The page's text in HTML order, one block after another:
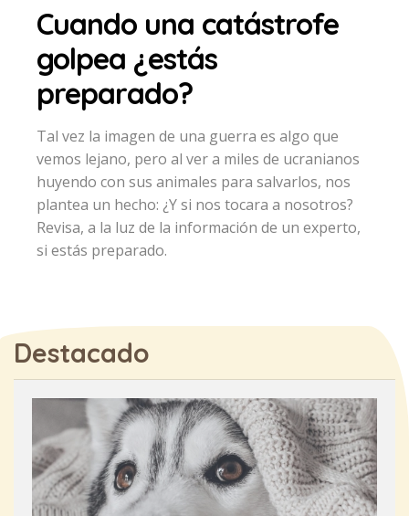
Cuando una catástrofe
golpea ¿estás
preparado?
Tal vez la imagen de una guerra es algo que
vemos lejano, pero al ver a miles de ucranianos
huyendo con sus animales para salvarlos, nos
plantea un hecho: ¿Y si nos tocara a nosotros?
Revisa, a la luz de la información de un experto,
si estás preparado.
Destacado